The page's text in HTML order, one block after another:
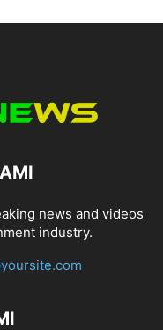
news and videos
industry.